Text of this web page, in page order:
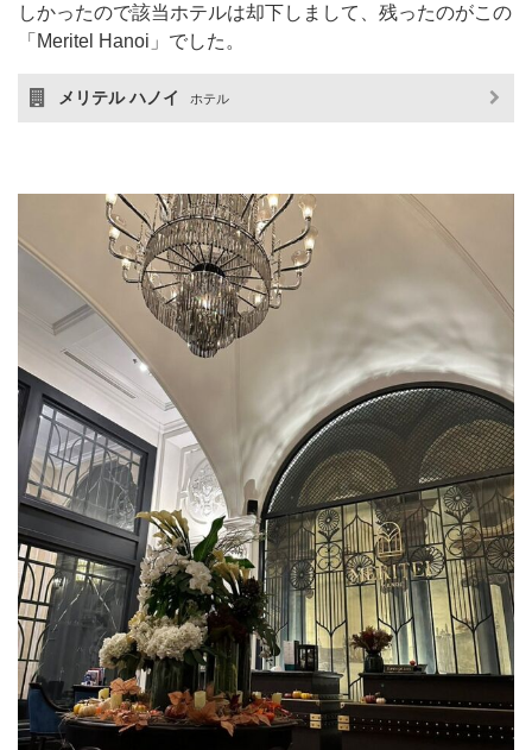
しかったので該当ホテルは却下しまして、残ったのがこの
「Meritel Hanoi」でした。
メリテル ハノイ ホテル